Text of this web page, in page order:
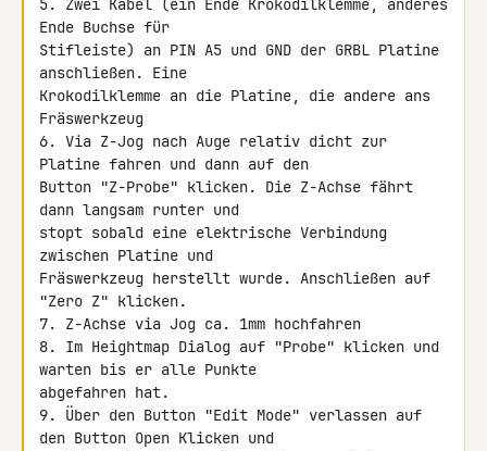
5. Zwei Kabel (ein Ende Krokodilklemme, anderes
Ende Buchse für
Stifleiste) an PIN A5 und GND der GRBL Platine
anschließen. Eine
Krokodilklemme an die Platine, die andere ans
Fräswerkzeug
6. Via Z-Jog nach Auge relativ dicht zur
Platine fahren und dann auf den
Button "Z-Probe" klicken. Die Z-Achse fährt
dann langsam runter und
stopt sobald eine elektrische Verbindung
zwischen Platine und
Fräswerkzeug herstellt wurde. Anschließen auf
"Zero Z" klicken.
7. Z-Achse via Jog ca. 1mm hochfahren
8. Im Heightmap Dialog auf "Probe" klicken und
warten bis er alle Punkte
abgefahren hat.
9. Über den Button "Edit Mode" verlassen auf
den Button Open Klicken und